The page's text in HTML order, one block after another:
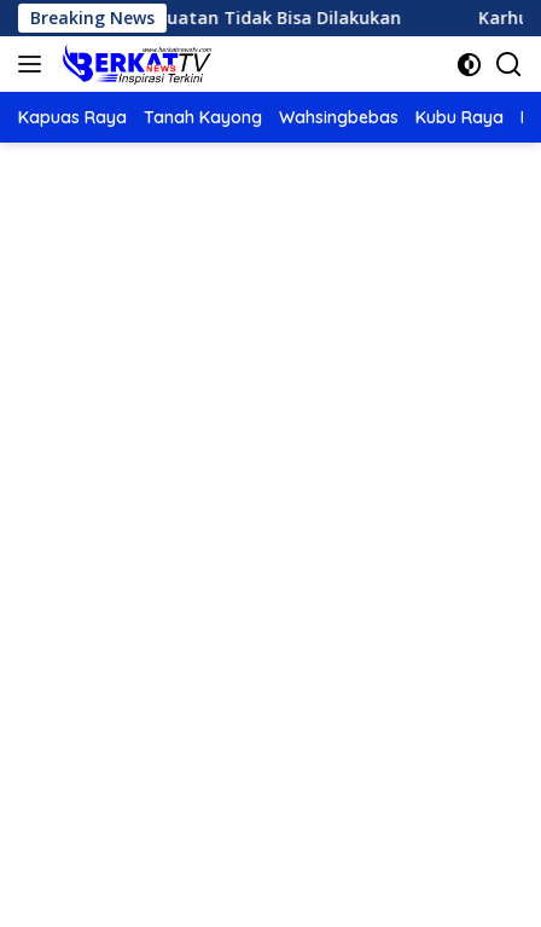
Langsung
ke
konten
Breaking News
Buatan Tidak Bisa Dilakukan Karhutla di
Kapuas Raya Tanah Kayong Wahsingbebas Kubu Raya